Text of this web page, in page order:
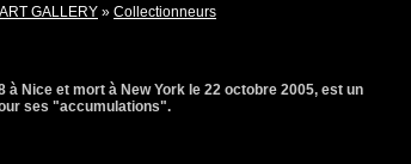
GALLERY » Collectionneurs
Nice et mort à New York le 22 octobre 2005, est un
ses "accumulations".